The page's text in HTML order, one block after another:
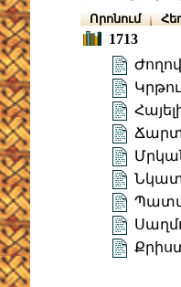
Որոնում
1713